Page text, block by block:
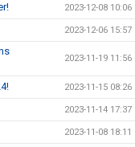
2023-12-08 10:06
2023-12-06 15:57
2023-11-19 11:56
2023-11-15 08:26
2023-11-14 17:37
2023-11-08 18:11